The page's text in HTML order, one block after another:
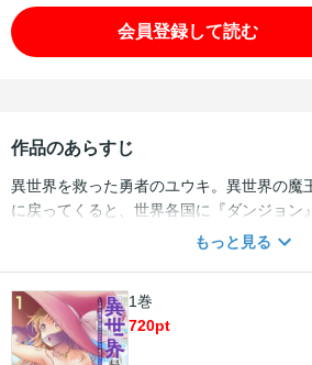
会員登録して読む
作品のあらすじ
異世界を救った勇者のユウキ。異世界の魔
に戻ってくると、世界各国に『ダンジョン
ジョン内にはモンスターが存在し、莫大な
ら戻ったユウキはハンターの試験を受け、
て最下級ハンターとして登録される。異世
アイテムを駆使し、ユウキはダンジョン攻
もっと見る
1巻
720pt